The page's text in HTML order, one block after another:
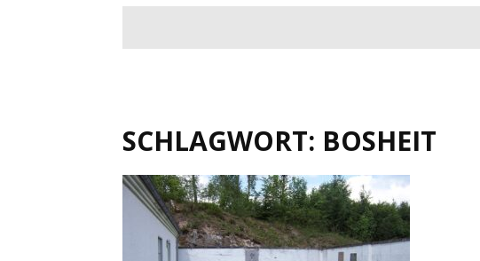
SCHLAGWORT: BOSHEIT